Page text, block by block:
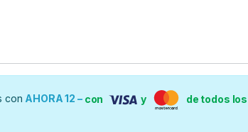
con AHORA 12 – con y de todos